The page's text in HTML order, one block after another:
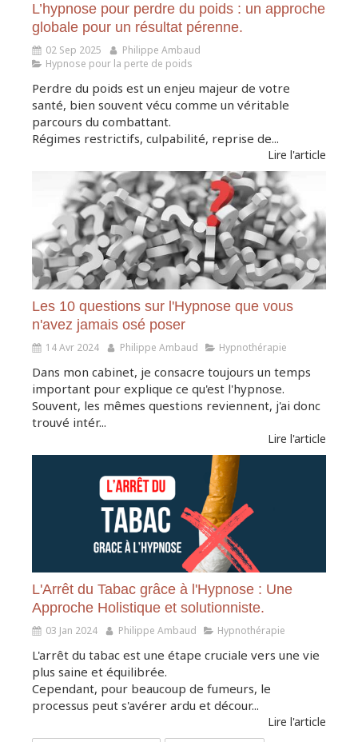
L’hypnose pour perdre du poids : un approche
globale pour un résultat pérenne.
02 Sep 2025
Philippe Ambaud
Hypnose pour la perte de poids
Perdre du poids est un enjeu majeur de votre
santé, bien souvent vécu comme un véritable
parcours du combattant.
Régimes restrictifs, culpabilité, reprise de...
Lire l'article
Les 10 questions sur l'Hypnose que vous
n'avez jamais osé poser
14 Avr 2024 Philippe Ambaud Hypnothérapie
Dans mon cabinet, je consacre toujours un temps
important pour explique ce qu'est l'hypnose.
Souvent, les mêmes questions reviennent, j'ai donc
trouvé intér...
Lire l'article
L'Arrêt du Tabac grâce à l'Hypnose : Une
Approche Holistique et solutionniste.
03 Jan 2024 Philippe Ambaud Hypnothérapie
L'arrêt du tabac est une étape cruciale vers une vie
plus saine et équilibrée.
Cependant, pour beaucoup de fumeurs, le
processus peut s'avérer ardu et décour...
Lire l'article